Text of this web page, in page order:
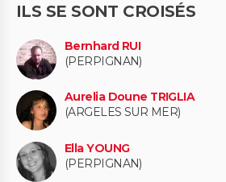
ILS SE SONT CROISÉS
Bernhard RUI
(PERPIGNAN)
Aurelia Doune TRIGLIA
(ARGELES SUR MER)
Ella YOUNG
(PERPIGNAN)